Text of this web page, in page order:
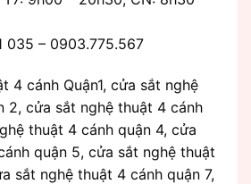
035 – 0903.775.567
4 cánh Quận1, cửa sắt nghệ
2, cửa sắt nghệ thuật 4 cánh
thuật 4 cánh quận 4, cửa
quận 5, cửa sắt nghệ thuật
sắt nghệ thuật 4 cánh quận 7,